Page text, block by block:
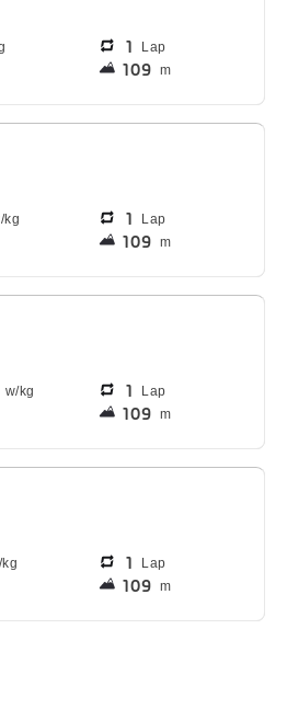
1 Lap
109 m
1 Lap
109 m
1 Lap
109 m
1 Lap
109 m